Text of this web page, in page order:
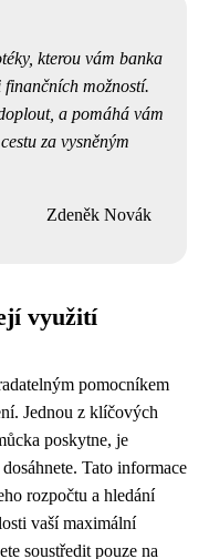
kterou vám banka
možností.
a pomáhá vám
za vysněným
Zdeněk Novák
využití
pomocníkem
Jednou z klíčových
poskytne, je
Tato informace
rozpočtu a hledání
vaší maximální
soustředit pouze na